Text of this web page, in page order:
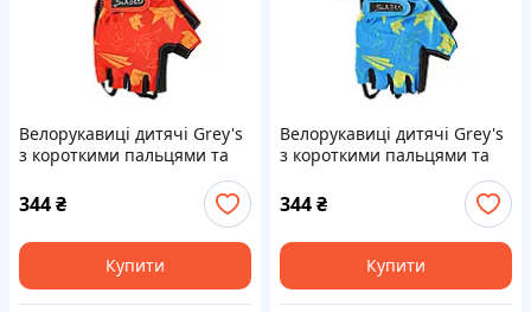
Велорукавиці дитячі Grey's
з короткими пальцями та
червоно-чорні (розмір 13-
14) GR18735 iq.
344₴
Купити
Велорукавиці дитячі Grey's
з короткими пальцями та
гелевими вставками, синьо-
чорні (розмір 13-14)
GR18725 iq.
344₴
Купити